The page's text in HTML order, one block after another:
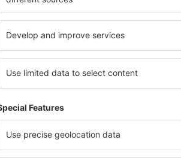
a Taormina?
hotel a Taormina è utilizzare il
Un ampio database con una
trovare quello che stai cercando.
seleziona il luogo, scegli la
il numero degli ospiti e le
ti mostreranno gli alloggi
Puoi facilmente controllare la